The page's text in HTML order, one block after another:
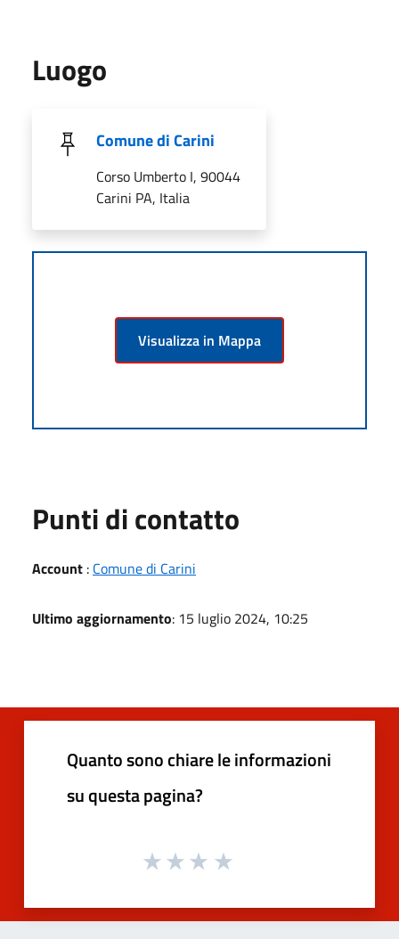
Luogo
Comune di Carini
Corso Umberto I, 90044
Carini PA, Italia
Visualizza in Mappa
Punti di contatto
Account : Comune di Carini
Ultimo aggiornamento: 15 luglio 2024, 10:25
Quanto sono chiare le informazioni
su questa pagina?